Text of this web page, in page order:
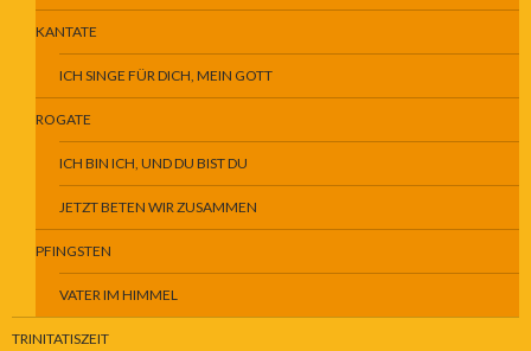
KANTATE
ICH SINGE FÜR DICH, MEIN GOTT
ROGATE
ICH BIN ICH, UND DU BIST DU
JETZT BETEN WIR ZUSAMMEN
PFINGSTEN
VATER IM HIMMEL
TRINITATISZEIT